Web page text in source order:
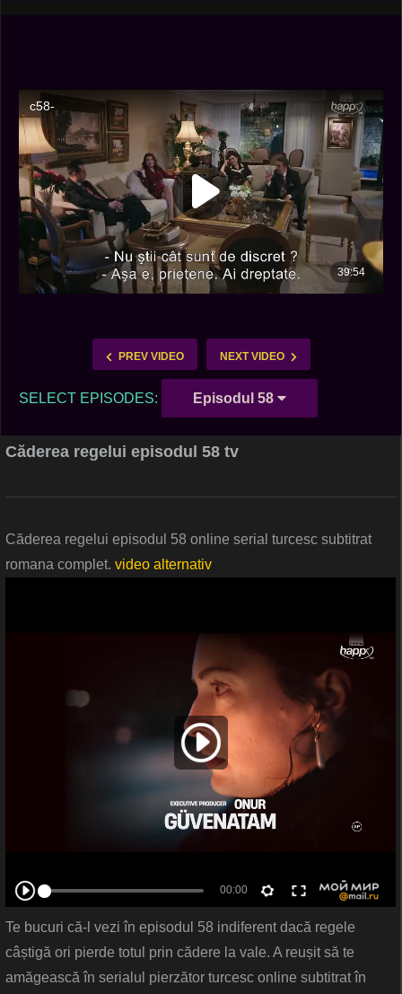
PREV VIDEO NEXT VIDEO
SELECT EPISODES: Episodul 58
Căderea regelui episodul 58 tv
Căderea regelui episodul 58 online serial turcesc subtitrat
romana complet. video alternativ
Te bucuri că-l vezi în episodul 58 indiferent dacă regele
câștigă ori pierde totul prin cădere la vale. A reușit să te
amăgească în serialul pierzător turcesc online subtitrat în